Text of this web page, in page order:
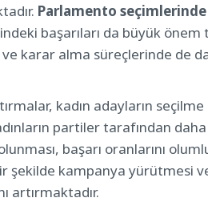
Parlamento seçimlerinde
başarıları da büyük önem
karar alma süreçlerinde de
kadın adayların
partiler tarafından
başarı oranlarını
bir şekilde kampanya yürütmesi
artırmaktadır.